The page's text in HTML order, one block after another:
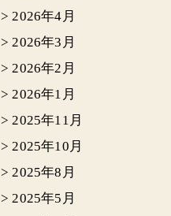
>2026年4月
>2026年3月
>2026年2月
>2026年1月
>2025年11月
>2025年10月
>2025年8月
>2025年5月